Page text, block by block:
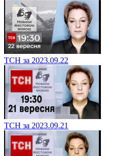
ТСН за 2023.09.22
ТСН за 2023.09.21